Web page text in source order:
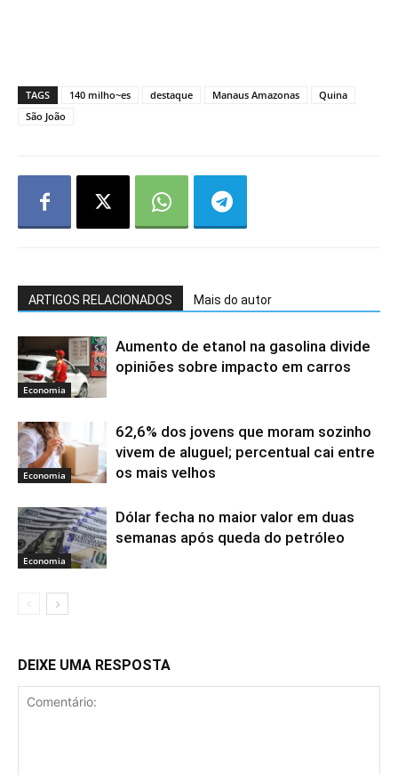
TAGS 140 milho~es destaque Manaus Amazonas
Quina
São João
ARTIGOS RELACIONADOS Mais do autor
Economia
Aumento de etanol na gasolina divide
opiniões sobre impacto em carros
Economia
62,6% dos jovens que moram sozinho
vivem de aluguel; percentual cai entre
os mais velhos
Economia
Dólar fecha no maior valor em duas
semanas após queda do petróleo
DEIXE UMA RESPOSTA